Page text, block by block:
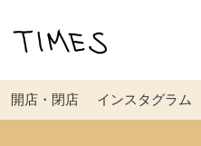
開店・閉店 インスタグラム